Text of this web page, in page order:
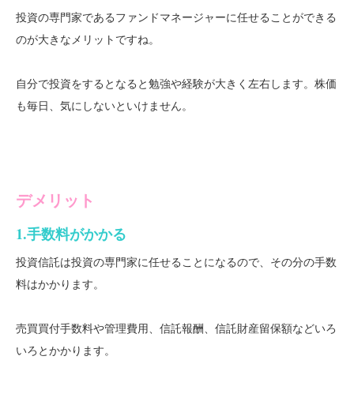
投資の専門家であるファンドマネージャーに任せることができる
のが大きなメリットですね。
自分で投資をするとなると勉強や経験が大きく左右します。株価
も毎日、気にしないといけません。
デメリット
1.手数料がかかる
投資信託は投資の専門家に任せることになるので、その分の手数
料はかかります。
売買買付手数料や管理費用、信託報酬、信託財産留保額などいろ
いろとかかります。